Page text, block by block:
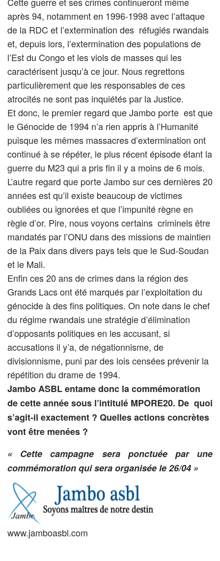
après 94, notamment en 1996-1998 avec l’attaque
de la RDC et l’extermination des réfugiés rwandais
et, depuis lors, l’extermination des populations de
l’Est du Congo et les viols de masses qui les
caractérisent jusqu’à ce jour. Nous regrettons
particulièrement que les responsables de ces
atrocités ne sont pas inquiétés par la Justice.
Et donc, le premier regard que Jambo porte est que
le Génocide de 1994 n’a rien appris à l’Humanité
puisque les mêmes massacres d’extermination ont
continué à se répéter, le plus récent épisode étant la
guerre du M23 qui a pris fin il y a moins de 6 mois.
L’autre regard que porte Jambo sur ces dernières 20
années est qu’il existe beaucoup de victimes
oubliées ou ignorées et que l’impunité règne en
règle d’or. Pire, nous voyons certains criminels être
mandatés par l’ONU dans des missions de maintien
de la Paix dans divers pays tels que le Sud-Soudan
et le Mali.
Enfin ces 20 ans de crimes dans la région des
Grands Lacs ont été marqués par l’exploitation du
génocide à des fins politiques. On note dans le chef
du régime rwandais une stratégie d’élimination
d’opposants politiques en les accusant, si
accusations il y’a, de négationnisme, de
divisionnisme, puni par des lois censées prévenir la
répétition du drame de 1994.
Jambo ASBL entame donc la commémoration
de cette année sous l’intitulé MPORE20. De quoi
s’agit-il exactement ? Quelles actions concrètes
vont être menées ?
« Cette campagne sera ponctuée par une
commémoration qui sera organisée le 26/04 »
www.jamboasbl.com